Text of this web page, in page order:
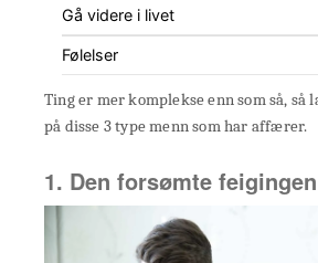
Gå videre i livet
Følelser
Ting er mer komplekse enn som så, så
på disse 3 type menn som har affærer.
1. Den forsømte feigingen